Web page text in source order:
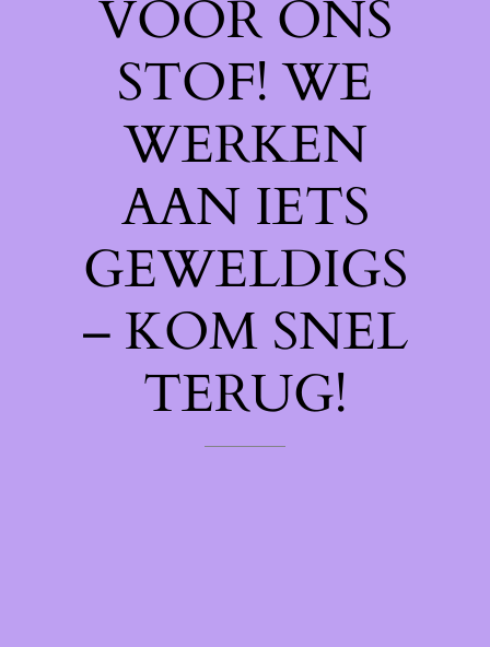
VOOR ONS
STOF! WE
WERKEN
AAN IETS
GEWELDIGS
– KOM SNEL
TERUG!